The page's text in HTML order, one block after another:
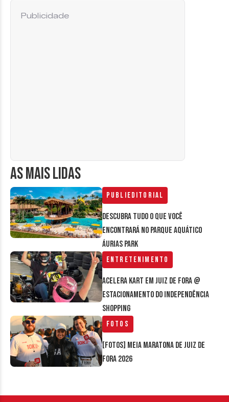
AS MAIS LIDAS
Publieditorial
Descubra tudo o que você
encontrará no parque aquático
Áurias Park
Entretenimento
Acelera Kart em Juiz de Fora @
estacionamento do Independência
Shopping
Fotos
[FOTOS] Meia Maratona de Juiz de
Fora 2026
Publicidade